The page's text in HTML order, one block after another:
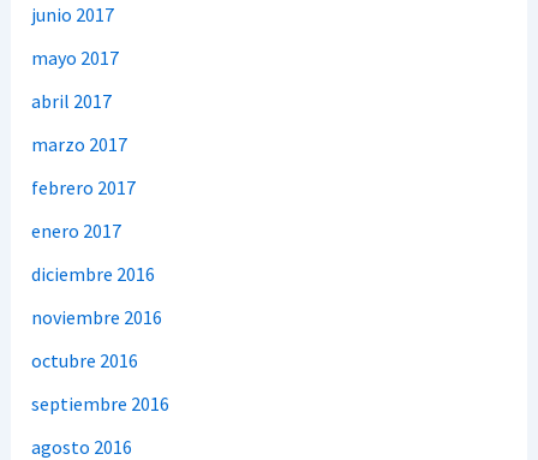
junio 2017
mayo 2017
abril 2017
marzo 2017
febrero 2017
enero 2017
diciembre 2016
noviembre 2016
octubre 2016
septiembre 2016
agosto 2016